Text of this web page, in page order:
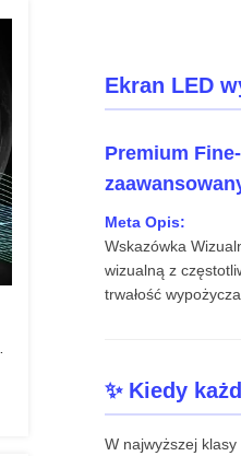
Ekran LED
Premium
Meta Opis:
Wskazówka
wizualną z
trwałość
✨ Kiedy
W najwyższej klasy